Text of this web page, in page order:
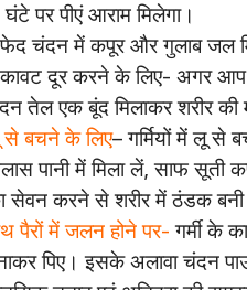
पर पीएं आराम मिलेगा।
चंदन में कपूर और गुलाब जल
दूर करने के लिए- अगर
तेल एक बूंद मिलाकर शरीर की
बचने के लिए– गर्मियों में लू से
पानी में मिला लें, साफ
सेवन करने से शरीर में ठंडक
पैरों में जलन होने पर- गर्मी के
पिए। इसके अलावा चंदन